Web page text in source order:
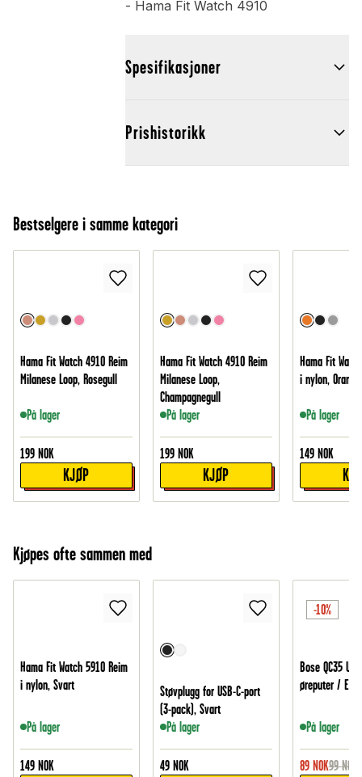
- Hama Fit Watch 4910
Spesifikasjoner
Prishistorikk
Bestselgere i samme kategori
Hama Fit Watch 4910 Reim
Milanese Loop, Rosegull
På lager
199 NOK
KJØP
Hama Fit Watch 4910 Reim
Milanese Loop,
Champagnegull
På lager
199 NOK
KJØP
Hama Fit
i nylon, Oransje
På lager
149 NOK
Kjøpes ofte sammen med
Hama Fit Watch 5910 Reim
i nylon, Svart
På lager
149 NOK
Støvplugg for USB-C-port
(3-pack), Svart
På lager
49 NOK
-10%
Bose QC35
øreputer /
På lager
89 NOK99 NOK